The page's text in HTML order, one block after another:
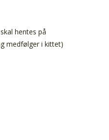
hentes på
medfølger i kittet)